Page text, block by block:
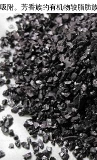
吸附。芳香族的有机物较脂肪